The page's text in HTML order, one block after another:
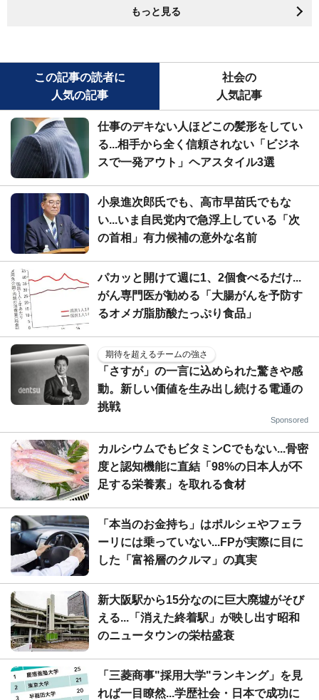
もっと見る
この記事の読者に
人気の記事
社会の
人気記事
仕事のデキない人ほどこの髪形をしてい
る...相手から全く信頼されない「ビジネ
スで一発アウト」ヘアスタイル3選
小泉進次郎氏でも、高市早苗氏でもな
い...いま自民党内で急浮上している「次
の首相」有力候補の意外な名前
パカッと開けて週に1、2個食べるだけ...
がん専門医が勧める「大腸がんを予防す
るオメガ脂肪酸たっぷり食品」
期待を超えるチームの強さ
「さすが」の一言に込められた驚きや感
動。新しい価値を生み出し続ける電通の
挑戦
Sponsored
カルシウムでもビタミンCでもない...骨密
度と認知機能に直結「98%の日本人が不
足する栄養素」を取れる食材
「本当のお金持ち」はポルシェやフェラ
ーリには乗っていない...FPが実際に目に
した「富裕層のクルマ」の真実
新大阪駅から15分なのに巨大廃墟がそび
える...「消えた終着駅」が映し出す昭和
のニュータウンの栄枯盛衰
「三菱商事"採用大学"ランキング」を見
れば一目瞭然...学歴社会・日本で成功に